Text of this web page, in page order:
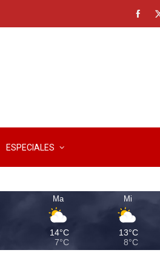
ESPECIALES
Ma
14°C
7°C
Mi
13°C
8°C